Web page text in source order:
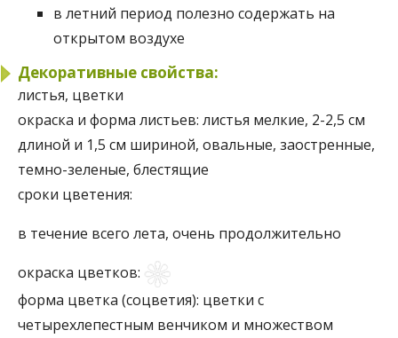
в летний период полезно содержать на
открытом воздухе
Декоративные свойства:
листья, цветки
окраска и форма листьев: листья мелкие, 2-2,5 см
длиной и 1,5 см шириной, овальные, заостренные,
темно-зеленые, блестящие
сроки цветения:
в течение всего лета, очень продолжительно
окраска цветков:
форма цветка (соцветия): цветки с
четырехлепестным венчиком и множеством